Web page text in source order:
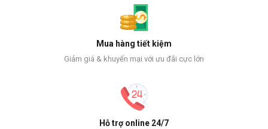
Mua hàng tiết kiệm
Giảm giá & khuyến mại với ưu đãi cực lớn
Hỗ trợ online 24/7